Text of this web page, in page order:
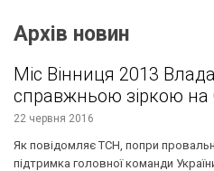
Архів новин
Міс Вінниця 2013
справжньою зіркою на
22 червня 2016
Як повідомляє ТСН, попри
підтримка головної команди